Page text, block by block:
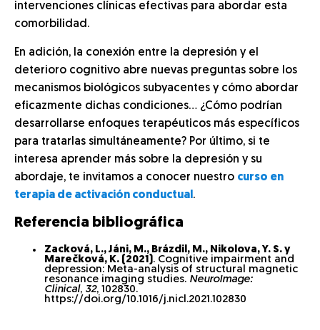
intervenciones clínicas efectivas para abordar esta
comorbilidad.
En adición, la conexión entre la depresión y el
deterioro cognitivo abre nuevas preguntas sobre los
mecanismos biológicos subyacentes y cómo abordar
eficazmente dichas condiciones… ¿Cómo podrían
desarrollarse enfoques terapéuticos más específicos
para tratarlas simultáneamente? Por último, si te
interesa aprender más sobre la depresión y su
abordaje, te invitamos a conocer nuestro curso en
terapia de activación conductual .
Referencia bibliográfica
Zacková, L., Jáni, M., Brázdil, M., Nikolova, Y. S. y
Marečková, K. (2021). Cognitive impairment and
depression: Meta-analysis of structural magnetic
resonance imaging studies. NeuroImage:
Clinical, 32, 102830.
https://doi.org/10.1016/j.nicl.2021.102830